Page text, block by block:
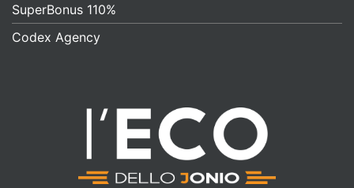
SuperBonus 110%
Codex Agency